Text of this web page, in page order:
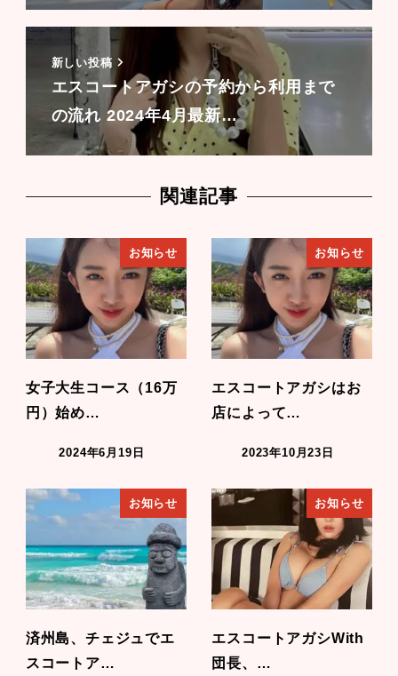
新しい投稿
エスコートアガシの予約から利用まで
の流れ 2024年4月最新…
関連記事
お知らせ
女子大生コース（16万
円）始め…
2024年6月19日
お知らせ
エスコートアガシはお
店によって…
2023年10月23日
お知らせ
済州島、チェジュでエ
スコートア…
お知らせ
エスコートアガシWith
団長、…